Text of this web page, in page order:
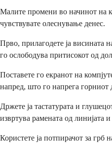
Малите промени во начинот на
чувствувате олеснување денес.
Прво, прилагодете ја висината
го ослободува притисокот од
Поставете го екранот на
напред, што го напрега горниот
Држете ја тастатурата и
извртува рамената од линијата
Користете ја потпирачот за грб